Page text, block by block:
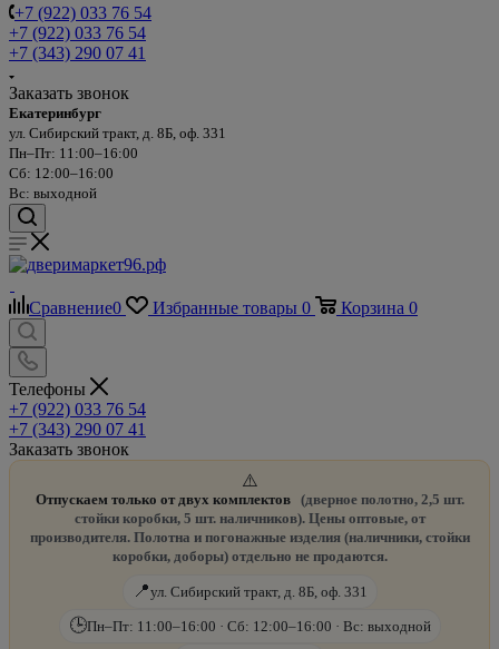
+7 (922) 033 76 54
+7 (922) 033 76 54
+7 (343) 290 07 41
Заказать звонок
Екатеринбург
ул. Сибирский тракт, д. 8Б, оф. 331
Пн–Пт: 11:00–16:00
Сб: 12:00–16:00
Вс: выходной
Сравнение0 Избранные товары 0 Корзина 0
Телефоны
+7 (922) 033 76 54
+7 (343) 290 07 41
Заказать звонок
⚠️
Отпускаем только от двух комплектов
(дверное полотно, 2,5 шт.
стойки коробки, 5 шт. наличников). Цены оптовые, от
производителя. Полотна и погонажные изделия (наличники, стойки
коробки, доборы) отдельно не продаются.
📍ул. Сибирский тракт, д. 8Б, оф. 331
🕒Пн–Пт: 11:00–16:00 · Сб: 12:00–16:00 · Вс: выходной